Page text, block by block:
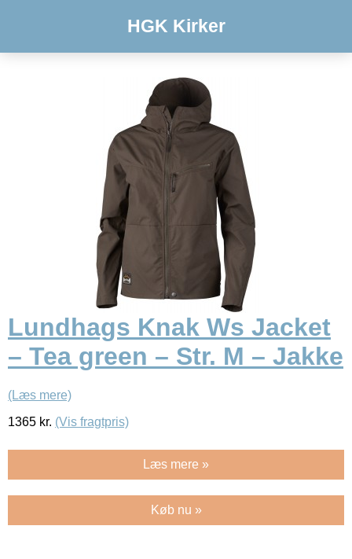
HGK Kirker
Lundhags Knak Ws Jacket
– Tea green – Str. M – Jakke
(Læs mere)
1365 kr. (Vis fragtpris)
Læs mere »
Køb nu »